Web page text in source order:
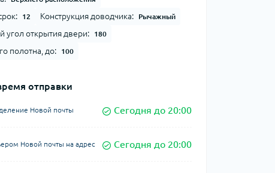
12 Конструкция доводчика: Рычажный
угол открытия двери: 180
полотна, до: 100
отправки
Новой почты Сегодня до 20:00
Новой почты на адрес Сегодня до 20:00